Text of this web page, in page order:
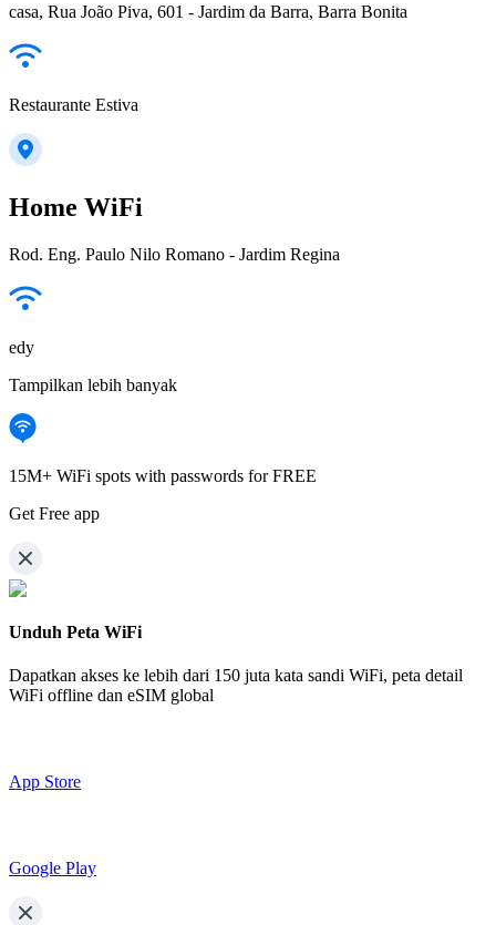
casa, Rua João Piva, 601 - Jardim da Barra, Barra Bonita
Restaurante Estiva
Home WiFi
Rod. Eng. Paulo Nilo Romano - Jardim Regina
edy
Tampilkan lebih banyak
15M+ WiFi spots with passwords for FREE
Get Free app
Unduh Peta WiFi
Dapatkan akses ke lebih dari 150 juta kata sandi WiFi, peta detail
WiFi offline dan eSIM global
App Store
Google Play